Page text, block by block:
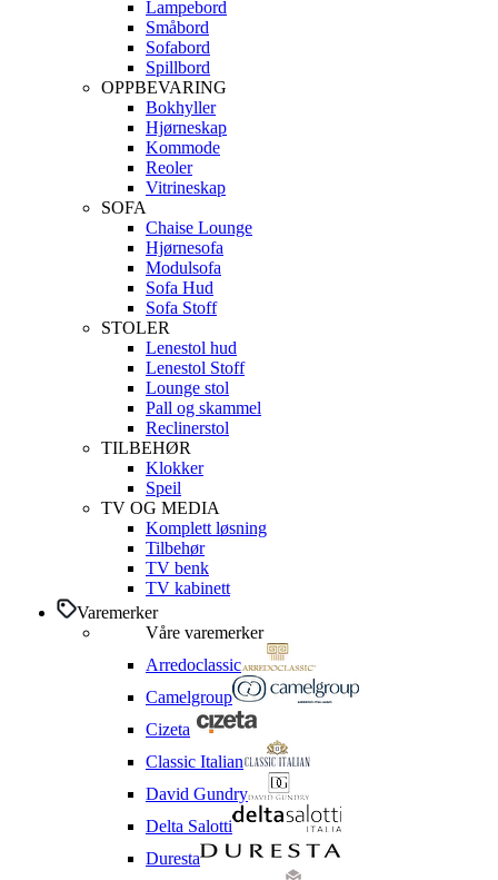
Lampebord
Småbord
Sofabord
Spillbord
OPPBEVARING
Bokhyller
Hjørneskap
Kommode
Reoler
Vitrineskap
SOFA
Chaise Lounge
Hjørnesofa
Modulsofa
Sofa Hud
Sofa Stoff
STOLER
Lenestol hud
Lenestol Stoff
Lounge stol
Pall og skammel
Reclinerstol
TILBEHØR
Klokker
Speil
TV OG MEDIA
Komplett løsning
Tilbehør
TV benk
TV kabinett
Varemerker
Våre varemerker
Arredoclassic
Camelgroup
Cizeta
Classic Italian
David Gundry
Delta Salotti
Duresta